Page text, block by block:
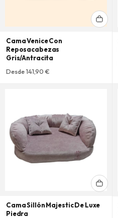
Cama Venice Con
Reposacabezas
Gris/Antracita
Desde 141,90 €
Cama Sillón Majestic De Luxe
Piedra